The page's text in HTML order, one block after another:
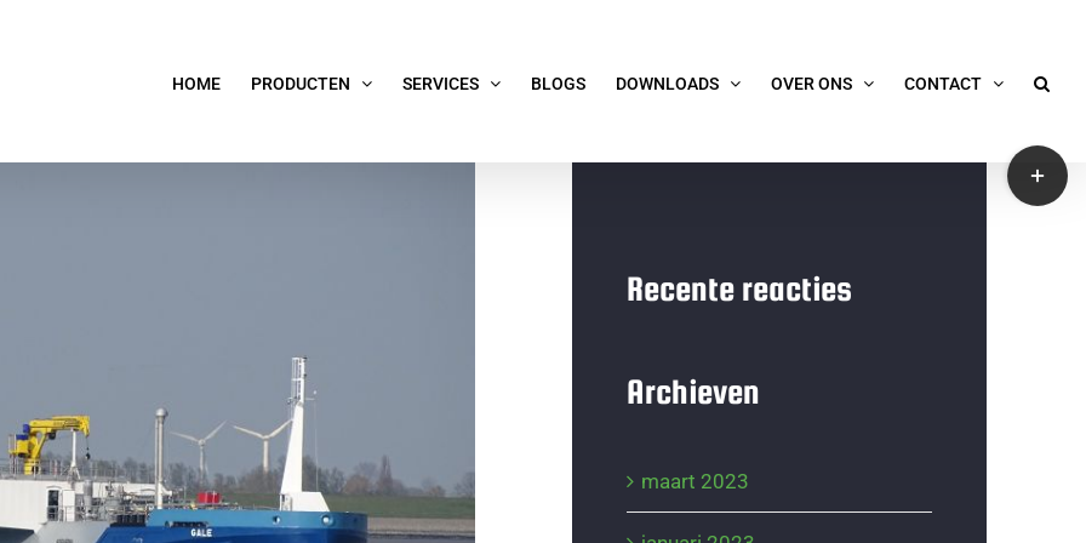
HOME PRODUCTEN SERVICES BLOGS DOWNLOADS OVER ONS CONTACT
OOK TE HUUR
Recente reacties
Archieven
maart 2023
Toggle
Sliding